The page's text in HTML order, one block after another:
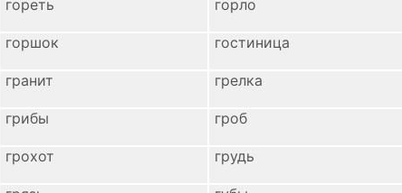
гореть горло
горшок гостиница
гранит грелка
грибы гроб
грохот грудь